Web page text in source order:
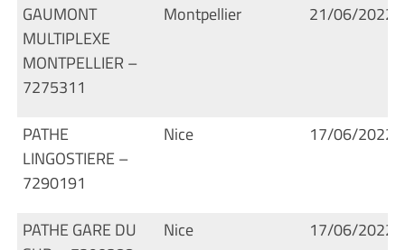
GAUMONT
MULTIPLEXE
MONTPELLIER –
7275311
Montpellier 21/06/2022
PATHE
LINGOSTIERE –
7290191
Nice 17/06/2022
PATHE GARE DU
Nice 17/06/2022